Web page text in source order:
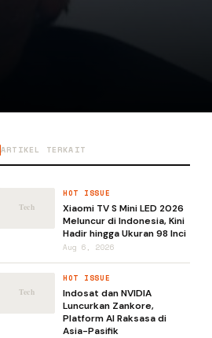
ARTIKEL TERKAIT
HOT ISSUE
Xiaomi TV S Mini LED 2026
Meluncur di Indonesia, Kini
Hadir hingga Ukuran 98 Inci
Aug 6, 2026
HOT ISSUE
Indosat dan NVIDIA
Luncurkan Zankore,
Platform AI Raksasa di
Asia-Pasifik